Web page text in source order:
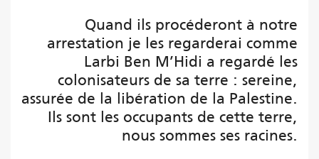
Quand ils procéderont à notre
arrestation je les regarderai comme
Larbi Ben M’Hidi a regardé les
colonisateurs de sa terre : sereine,
assurée de la libération de la Palestine.
Ils sont les occupants de cette terre,
nous sommes ses racines.